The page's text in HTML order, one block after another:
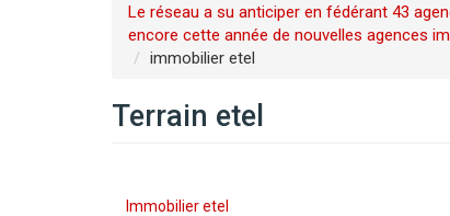
Le réseau a su anticiper en fédérant 43
encore cette année de nouvelles agences
immobilier etel
Terrain etel
Immobilier etel